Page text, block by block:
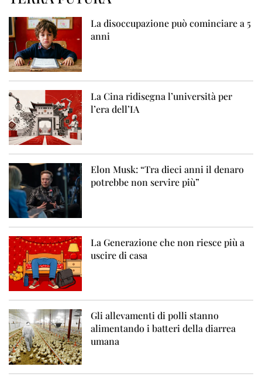
La disoccupazione può cominciare a 5
anni
La Cina ridisegna l’università per
l’era dell’IA
Elon Musk: “Tra dieci anni il denaro
potrebbe non servire più”
La Generazione che non riesce più a
uscire di casa
Gli allevamenti di polli stanno
alimentando i batteri della diarrea
umana